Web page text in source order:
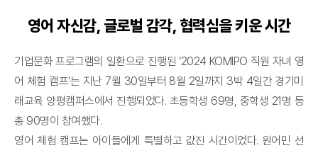
영어 자신감, 글로벌 감각, 협력심을 키운 시간
기업문화 프로그램의 일환으로 진행된 ‘2024 KOMIPO 직원 자녀 영
어 체험 캠프’는 지난 7월 30일부터 8월 2일까지 3박 4일간 경기미
래교육 양평캠퍼스에서 진행되었다. 초등학생 69명, 중학생 21명 등
총 90명이 참여했다.
영어 체험 캠프는 아이들에게 특별하고 값진 시간이었다. 원어민 선